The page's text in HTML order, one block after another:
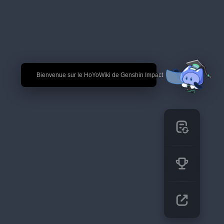
🎉 Bienvenue sur le HoYoWiki de Genshin Impact